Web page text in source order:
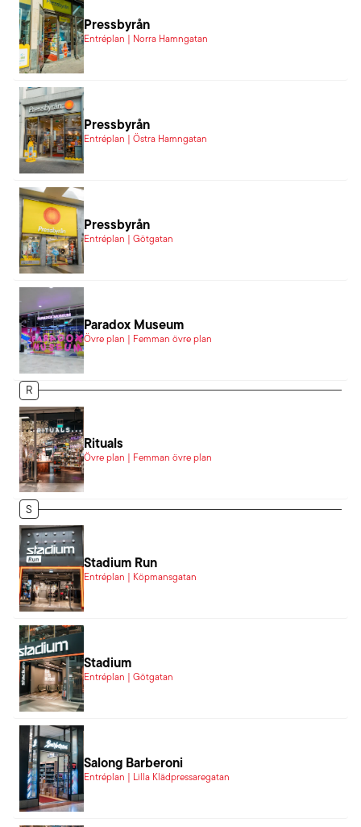
Pressbyrån
Entréplan | Norra Hamngatan
Pressbyrån
Entréplan | Östra Hamngatan
Pressbyrån
Entréplan | Götgatan
Paradox Museum
Övre plan | Femman övre plan
R
Rituals
Övre plan | Femman övre plan
S
Stadium Run
Entréplan | Köpmansgatan
Stadium
Entréplan | Götgatan
Salong Barberoni
Entréplan | Lilla Klädpressaregatan